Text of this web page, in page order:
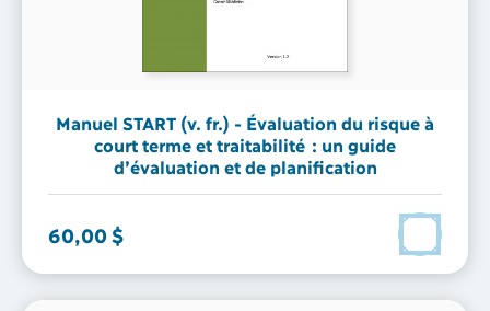
Manuel START (v. fr.) - Évaluation du risque à
court terme et traitabilité : un guide
d’évaluation et de planification
60,00 $